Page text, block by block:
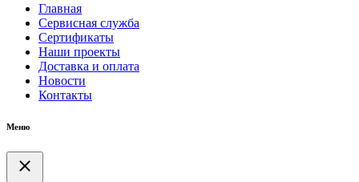
Главная
Сервисная служба
Сертификаты
Наши проекты
Доставка и оплата
Новости
Контакты
Меню